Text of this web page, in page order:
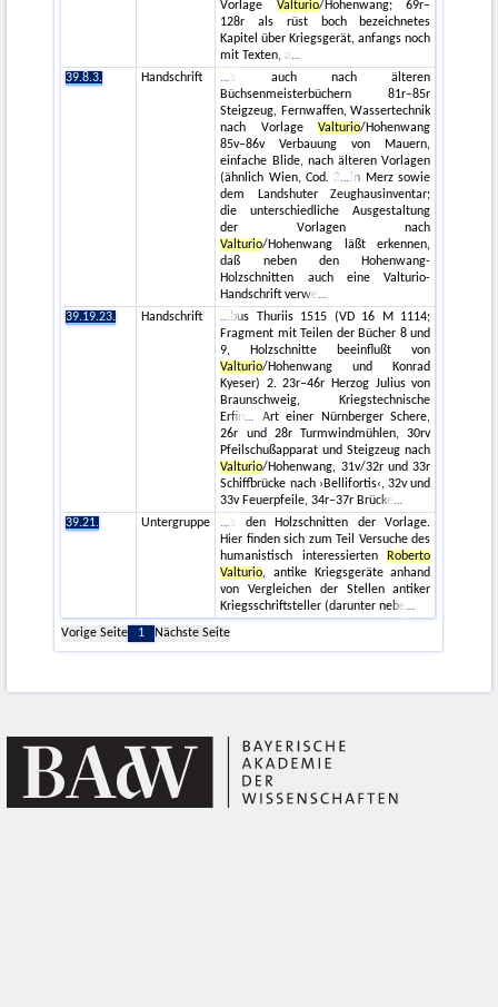
Vorlage Valturio/Hohenwang; 69r–
128r als rüst boch bezeichnetes
Kapitel über Kriegsgerät, anfangs noch
mit Texten, a
39.8.3.
Handschrift
s auch nach älteren
Büchsenmeisterbüchern 81r–85r
Steigzeug, Fernwaffen, Wassertechnik
nach VorlageValturio/Hohenwang
85v–86v Verbauung von Mauern,
einfache Blide, nach älteren Vorlagen
(ähnlich Wien, Cod. 3
in Merz sowie
dem Landshuter Zeughausinventar;
die unterschiedliche Ausgestaltung
der Vorlagen nach
Valturio/Hohenwang läßt erkennen,
daß neben den Hohenwang-
Holzschnitten auch eine Valturio-
Handschrift verwe
39.19.23.
Handschrift
bus Thuriis 1515 (VD 16 M 1114;
Fragment mit Teilen der Bücher 8 und
9, Holzschnitte beeinflußt von
Valturio/Hohenwang und Konrad
Kyeser) 2. 23r–46r Herzog Julius von
Braunschweig, Kriegstechnische
Erfin
Art einer Nürnberger Schere,
26r und 28r Turmwindmühlen, 30rv
Pfeilschußapparat und Steigzeug nach
Valturio/Hohenwang, 31v/32r und 33r
Schiffbrücke nach ›Bellifortis‹, 32v und
33v Feuerpfeile, 34r–37r Brücke
39.21.
Untergruppe
s den Holzschnitten der Vorlage.
Hier finden sich zum Teil Versuche des
humanistisch interessierten
Roberto
Valturio, antike Kriegsgeräte anhand
von Vergleichen der Stellen antiker
Kriegsschriftsteller (darunter nebe
Vorige Seite
1 Nächste Seite